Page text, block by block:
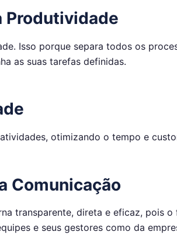
Produtividade
Isso porque separa todos os
as suas tarefas definidas.
otimizando o tempo e
Comunicação
transparente, direta e eficaz, pois
e seus gestores como da